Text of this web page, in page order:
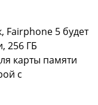
Fairphone 5 будет
256 ГБ
карты памяти
с